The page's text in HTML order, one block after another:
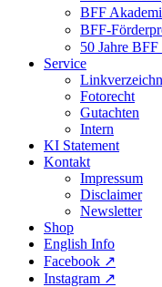
BFF
BFF-
50 Jahre
Service
Fotorecht
Gutachten
Intern
KI Statement
Kontakt
Impressum
Disclaimer
Newsletter
Shop
English Info
Facebook ↗︎
Instagram ↗︎